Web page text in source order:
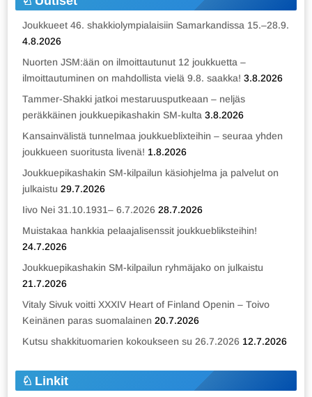
Joukkueet 46. shakkiolympialaisiin Samarkandissa 15.–28.9.
4.8.2026
Nuorten JSM:ään on ilmoittautunut 12 joukkuetta –
ilmoittautuminen on mahdollista vielä 9.8. saakka! 3.8.2026
Tammer-Shakki jatkoi mestaruusputkeaan – neljäs
peräkkäinen joukkuepikashakin SM-kulta 3.8.2026
Kansainvälistä tunnelmaa joukkueblixteihin – seuraa yhden
joukkueen suoritusta livenä! 1.8.2026
Joukkuepikashakin SM-kilpailun käsiohjelma ja palvelut on
julkaistu 29.7.2026
Iivo Nei 31.10.1931– 6.7.2026 28.7.2026
Muistakaa hankkia pelaajalisenssit joukkuebliksteihin!
24.7.2026
Joukkuepikashakin SM-kilpailun ryhmäjako on julkaistu
21.7.2026
Vitaly Sivuk voitti XXXIV Heart of Finland Openin – Toivo
Keinänen paras suomalainen 20.7.2026
Kutsu shakkituomarien kokoukseen su 26.7.2026 12.7.2026
Linkit